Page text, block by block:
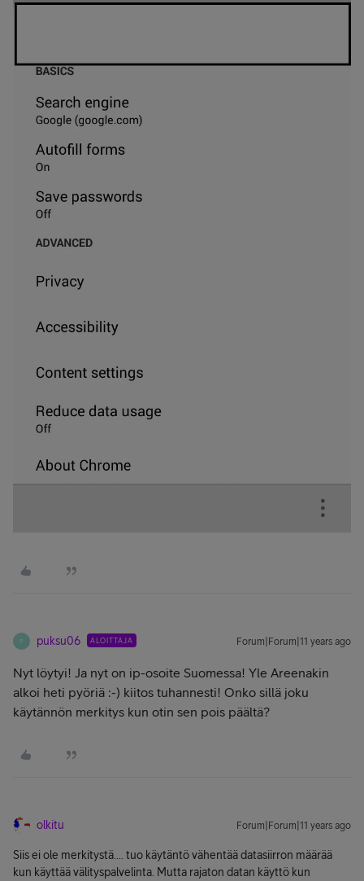
P puksu06 ALOITTAJA Forum|Forum|11 years ago
Nyt löytyi! Ja nyt on ip-osoite Suomessa! Yle Areenakin
alkoi heti pyöriä :-) kiitos tuhannesti! Onko sillä joku
käytännön merkitys kun otin sen pois päältä?
olkitu Forum|Forum|11 years ago
Siis ei ole merkitystä.... tuo käytäntö vähentää datasiirron määrää
kun käyttää välityspalvelinta. Mutta rajaton datan käyttö kun